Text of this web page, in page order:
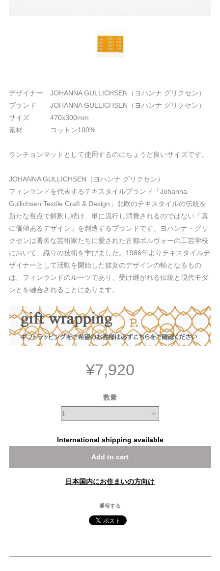
デザイナー JOHANNA GULLICHSEN（ヨハンナ グリクセン）
ブランド JOHANNA GULLICHSEN（ヨハンナ グリクセン）
サイズ 470x300mm
素材 コットン100%
ランチョンマットとして使用するのにちょうど良いサイズです。
JOHANNA GULLICHSEN（ヨハンナ グリクセン）
フィンランドを代表するテキスタイルブランド「Johanna
Gullichsen Textile Craft & Design」北欧のテキスタイルの伝統を
新たな視点で解釈し続け、単に流行し消費されるのではない「真
に価値あるデザイン」を創造するブランドです。ヨハンナ・グリ
クセンは著名な芸術家たちに愛された古都ボルヴォーの工芸学校
において、織りの技術を学びました。1986年よりテキスタイルデ
ザイナーとして活動を開始した彼女のデザインの軸となるもの
は、フィンランドのルーツであり、受け継がれる伝統と現代モダ
ンとを融合されることにあります。
¥7,920
数量
International shipping available
Add to cart
日本国内にお住まいの方向け
通報する